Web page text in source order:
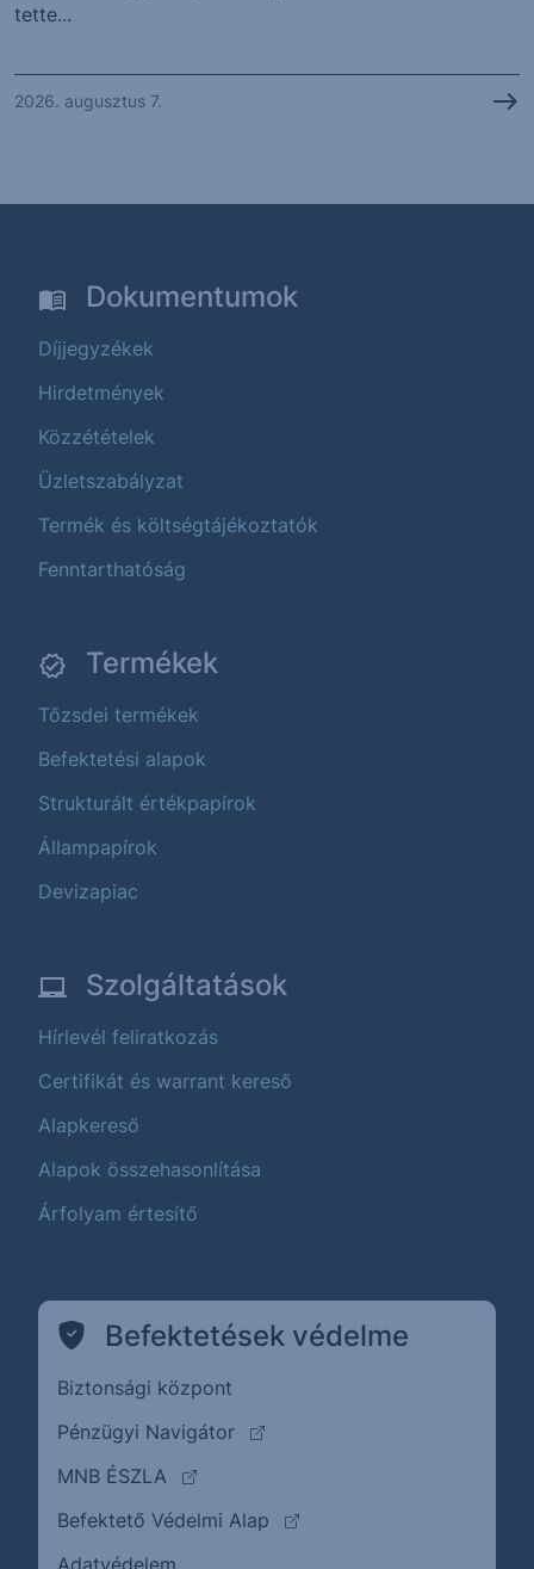
tette...
2026. augusztus 7.
Dokumentumok
Díjjegyzékek
Hirdetmények
Közzétételek
Üzletszabályzat
Termék és költségtájékoztatók
Fenntarthatóság
Termékek
Tőzsdei termékek
Befektetési alapok
Strukturált értékpapírok
Állampapírok
Devizapiac
Szolgáltatások
Hírlevél feliratkozás
Certifikát és warrant kereső
Alapkereső
Alapok összehasonlítása
Árfolyam értesítő
Befektetések védelme
Biztonsági központ
Pénzügyi Navigátor
(külső oldalra ugrik)
MNB ÉSZLA
(külső oldalra ugrik)
Befektető Védelmi Alap
(külső oldalra ugrik)
Adatvédelem